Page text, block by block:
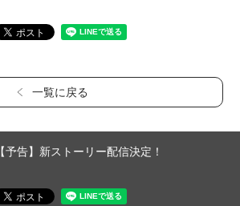
一覧に戻る
【予告】新ストーリー配信決定！